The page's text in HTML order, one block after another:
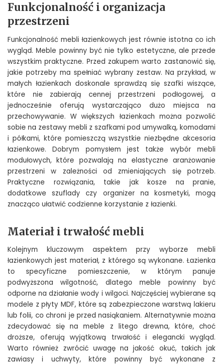
Funkcjonalność i organizacja
przestrzeni
Funkcjonalność mebli łazienkowych jest równie istotna co ich
wygląd. Meble powinny być nie tylko estetyczne, ale przede
wszystkim praktyczne. Przed zakupem warto zastanowić się,
jakie potrzeby ma spełniać wybrany zestaw. Na przykład, w
małych łazienkach doskonale sprawdzą się szafki wiszące,
które nie zabierają cennej przestrzeni podłogowej, a
jednocześnie oferują wystarczająco dużo miejsca na
przechowywanie. W większych łazienkach można pozwolić
sobie na zestawy mebli z szafkami pod umywalką, komodami
i półkami, które pomieszczą wszystkie niezbędne akcesoria
łazienkowe. Dobrym pomysłem jest także wybór mebli
modułowych, które pozwalają na elastyczne aranżowanie
przestrzeni w zależności od zmieniających się potrzeb.
Praktyczne rozwiązania, takie jak kosze na pranie,
dodatkowe szuflady czy organizer na kosmetyki, mogą
znacząco ułatwić codzienne korzystanie z łazienki.
Materiał i trwałość mebli
Kolejnym kluczowym aspektem przy wyborze mebli
łazienkowych jest materiał, z którego są wykonane. Łazienka
to specyficzne pomieszczenie, w którym panuje
podwyższona wilgotność, dlatego meble powinny być
odporne na działanie wody i wilgoci. Najczęściej wybierane są
modele z płyty MDF, które są zabezpieczone warstwą lakieru
lub folii, co chroni je przed nasiąkaniem. Alternatywnie można
zdecydować się na meble z litego drewna, które, choć
droższe, oferują wyjątkową trwałość i elegancki wygląd.
Warto również zwrócić uwagę na jakość okuć, takich jak
zawiasy i uchwyty, które powinny być wykonane z